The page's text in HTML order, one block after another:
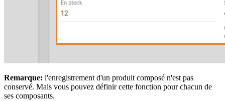
Remarque: l'enregistrement d'un produit composé n'est pas
conservé. Mais vous pouvez définir cette fonction pour chacun de
ses composants.